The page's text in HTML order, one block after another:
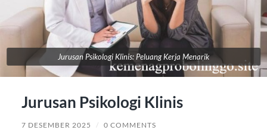
Jurusan Psikologi Klinis: Peluang Kerja Menarik
Jurusan Psikologi Klinis
7 DESEMBER 2025 / 0 COMMENTS